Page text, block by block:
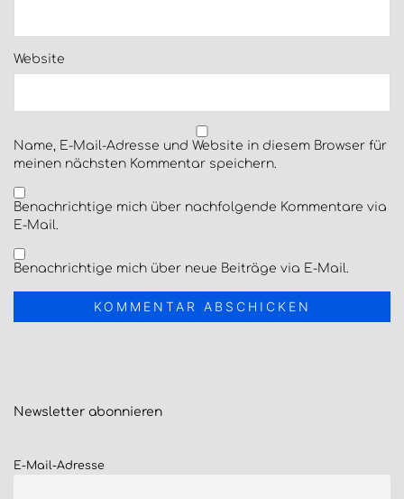
Website
Name, E-Mail-Adresse und Website in diesem Browser für
meinen nächsten Kommentar speichern.
Benachrichtige mich über nachfolgende Kommentare via
E-Mail.
Benachrichtige mich über neue Beiträge via E-Mail.
Newsletter abonnieren
E-Mail-Adresse